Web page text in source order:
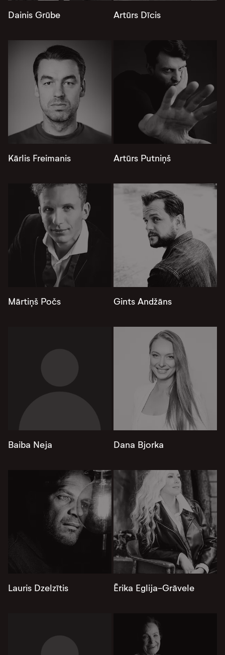
Dainis Grūbe Artūrs Dīcis
Kārlis Freimanis Artūrs Putniņš
Mārtiņš Počs Gints Andžāns
Baiba Neja Dana Bjorka
Lauris Dzelzītis Ērika Eglija-Grāvele